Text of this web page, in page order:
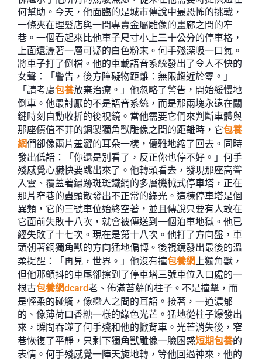
何幫助。今天，他面臨的是城市傳說中最恐怖的挑戰，
一條夾在理髮店與一間專賣金屬雕像的畫廊之間的窄
巷。一個看起來比他車子尺寸小上三十公分的停車格，
上面還灑著一層可疑的白色粉末。何手殘深吸一口氣。
將車子打了倒檔。他的車載語音系統發出了令人不快的
女聲：「警告，後方障礙物距離：無限趨近於零。」
「請考慮包養放棄治療。」他忽略了警告，開始緩慢地
倒車。他最討厭的不是語音系統，而是那兩塊永遠在關
鍵時刻自動收折的後視鏡。當他需要它們來判斷車體與
那座價值不菲的銅製獨角獸雕像之間的距離時，它包養
網們卻像兩片羞澀的耳朵一樣，優雅地縮了回去。同時
發出低語：「你還是別看了，反正你也停不好。」何手
殘感覺心臟快要跳出來了。他轉頭看去，發現那座高聳
入雲、覆蓋著鏽跡斑斑鐵網的多層機械式停車塔，正在
那片窄巷的盡頭散發出不正常的綠光。這棟停車塔是個
異類，它的三號車位始終空著，並且傳說只要有人敢在
它面前失敗十八次，就會被傳送到一個泊車地獄。他已
經失敗了十七次。現在是第十八次。他打了方向盤，車
頭朝著銅獨角獸的方向猛地偏轉。後視鏡發出最後的溫
柔提醒：「再見，世界。」他沒有撞包養網上獨角獸，
但他那顫抖的車尾卻擦到了停車塔三號車位入口處的一
根古包養網dcard老、佈滿苔蘚的柱子。不是撞擊，而
是輕柔的碰觸，像戀人之間的耳語。接著，一道濃郁
的、像薄荷口香糖一樣的綠色光芒。猛地從柱子爆發出
來，瞬間吞噬了何手殘和他的掀背車。光芒消失後，窄
巷恢復了平靜，只剩下獨角獸雕像一臉困惑短期包養的
表情。何手殘感覺一陣天旋地轉，等他回過神來，他的